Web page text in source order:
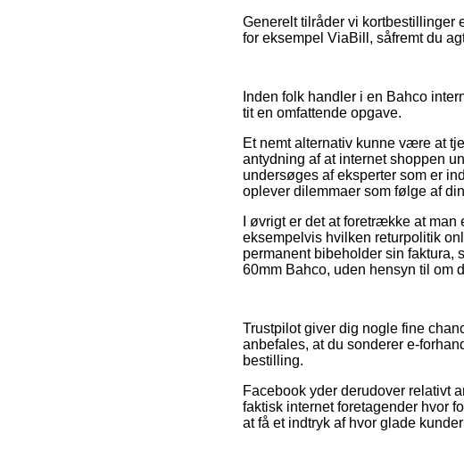
Generelt tilråder vi
for eksempel ViaBill, såfremt du
Inden folk handler i en Bahco
tit en omfattende opgave.
Et nemt alternativ kunne være at
antydning af at internet shoppen
undersøges af eksperter som er
oplever dilemmaer som følge af
I øvrigt er det at foretrække at
eksempelvis hvilken returpolitik
permanent bibeholder sin
60mm Bahco, uden hensyn til om
Trustpilot giver dig nogle fine
anbefales, at du sonderer e-
bestilling.
Facebook yder derudover relativt
faktisk internet foretagender hvor
at få et indtryk af hvor glade